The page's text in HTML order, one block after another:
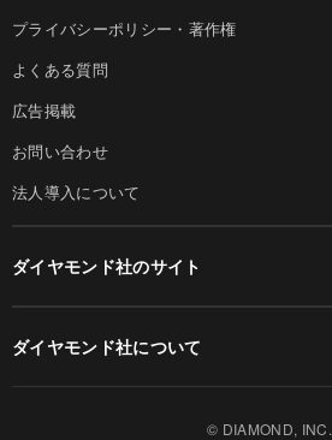
プライバシーポリシー・著作権
よくある質問
広告掲載
お問い合わせ
法人導入について
ダイヤモンド社のサイト
ダイヤモンド社について
© DIAMOND, INC.